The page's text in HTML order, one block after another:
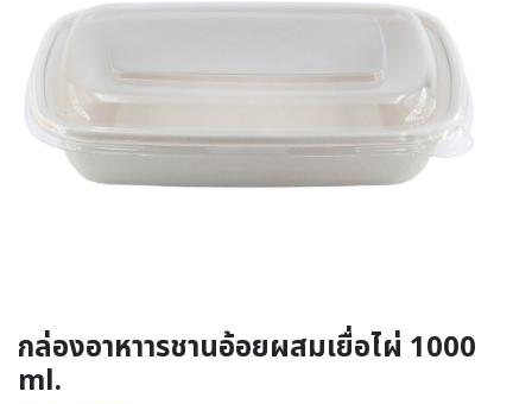
กล่องอาหาารชานอ้อยผสมเยื่อไผ่ 1000
ml.